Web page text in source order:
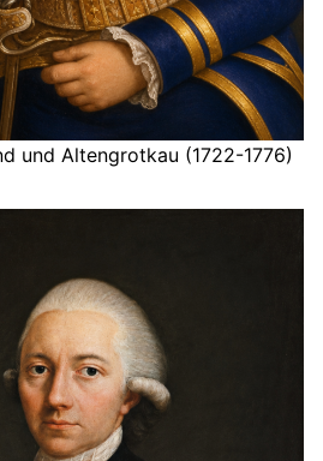
und Altengrotkau (1722-1776)